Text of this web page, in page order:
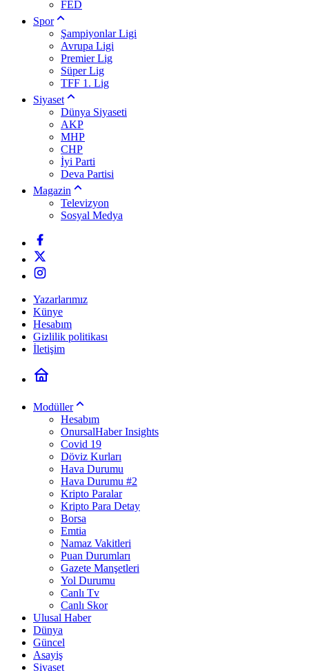
FED
Spor
Şampiyonlar Ligi
Avrupa Ligi
Premier Lig
Süper Lig
TFF 1. Lig
Siyaset
Dünya Siyaseti
AKP
MHP
CHP
İyi Parti
Deva Partisi
Magazin
Televizyon
Sosyal Medya
Yazarlarımız
Künye
Hesabım
Gizlilik politikası
İletişim
Modüller
Hesabım
OnursalHaber Insights
Covid 19
Döviz Kurları
Hava Durumu
Hava Durumu #2
Kripto Paralar
Kripto Para Detay
Borsa
Emtia
Namaz Vakitleri
Puan Durumları
Gazete Manşetleri
Yol Durumu
Canlı Tv
Canlı Skor
Ulusal Haber
Dünya
Güncel
Asayiş
Siyaset